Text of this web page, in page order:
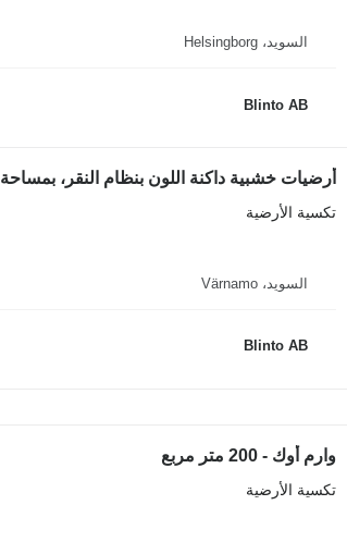
السويد، Helsingborg
Blinto AB
أرضيات خشبية داكنة اللون بنظام النقر، بمساحة 100 متر مربع
تكسية الأرضية
السويد، Värnamo
Blinto AB
وارم أوك - 200 متر مربع
تكسية الأرضية